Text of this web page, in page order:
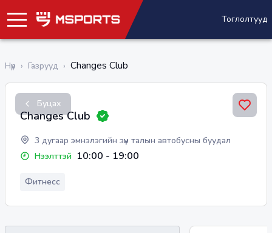
Тоглолтууд
Нүүр › Газрууд › Changes Club
Буцах
Changes Club
3 дугаар эмнэлэгийн зүүн талын автобусны буудал
Нээлттэй 10:00 - 19:00
Фитнесс